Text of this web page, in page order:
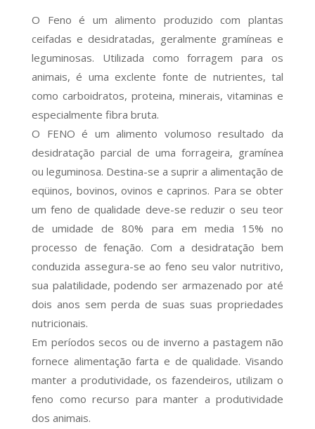
O Feno é um alimento produzido com plantas
ceifadas e desidratadas, geralmente gramíneas e
leguminosas. Utilizada como forragem para os
animais, é uma exclente fonte de nutrientes, tal
como carboidratos, proteina, minerais, vitaminas e
especialmente fibra bruta.
O FENO é um alimento volumoso resultado da
desidratação parcial de uma forrageira, gramínea
ou leguminosa. Destina-se a suprir a alimentação de
eqüinos, bovinos, ovinos e caprinos. Para se obter
um feno de qualidade deve-se reduzir o seu teor
de umidade de 80% para em media 15% no
processo de fenação. Com a desidratação bem
conduzida assegura-se ao feno seu valor nutritivo,
sua palatilidade, podendo ser armazenado por até
dois anos sem perda de suas suas propriedades
nutricionais.
Em períodos secos ou de inverno a pastagem não
fornece alimentação farta e de qualidade. Visando
manter a produtividade, os fazendeiros, utilizam o
feno como recurso para manter a produtividade
dos animais.